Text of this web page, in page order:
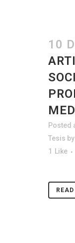
10
Posted
Tesis by
1
Like